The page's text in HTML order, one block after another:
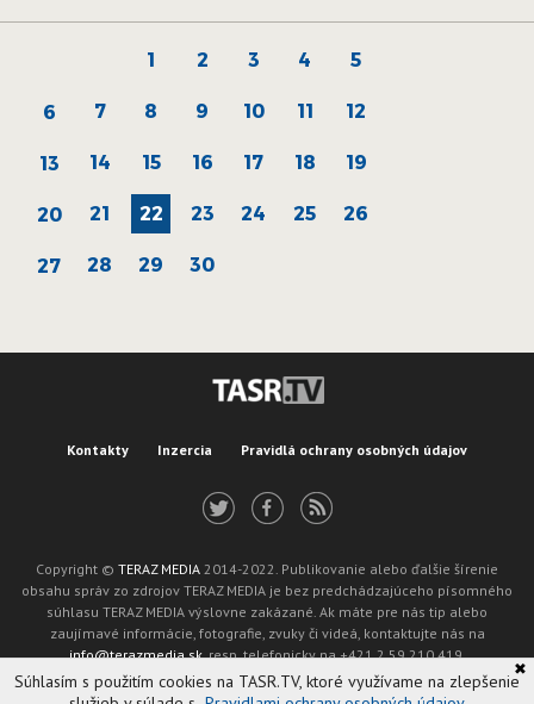
1 2 3 4 5
6 7 8 9 10 11 12
13 14 15 16 17 18 19
20 21 22 23 24 25 26
27 28 29 30
Kontakty Inzercia Pravidlá ochrany osobných údajov
Copyright © TERAZ MEDIA 2014-2022. Publikovanie alebo ďalšie šírenie
obsahu správ zo zdrojov TERAZ MEDIA je bez predchádzajúceho písomného
súhlasu TERAZ MEDIA výslovne zakázané. Ak máte pre nás tip alebo
zaujímavé informácie, fotografie, zvuky či videá, kontaktujte nás na
info@terazmedia.sk, resp. telefonicky na +421 2 59 210 419.
Žiadosť o zverejnenie opravy v zmysle zákona o publikáciách je možné zaslať
na adresu oprava@tasr.sk.
Súhlasím s použitím cookies na TASR.TV, ktoré využívame na zlepšenie
✖